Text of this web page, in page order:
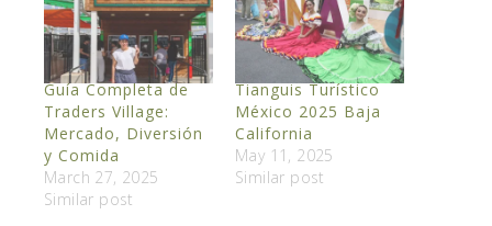
Guía Completa de
Traders Village:
Mercado, Diversión
y Comida
March 27, 2025
Similar post
Tianguis Turístico
México 2025 Baja
California
May 11, 2025
Similar post